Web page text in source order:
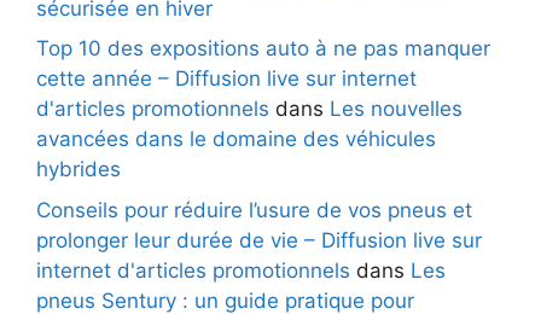
sécurisée en hiver
Top 10 des expositions auto à ne pas manquer
cette année – Diffusion live sur internet
d'articles promotionnels dans Les nouvelles
avancées dans le domaine des véhicules
hybrides
Conseils pour réduire l’usure de vos pneus et
prolonger leur durée de vie – Diffusion live sur
internet d'articles promotionnels dans Les
pneus Sentury : un guide pratique pour